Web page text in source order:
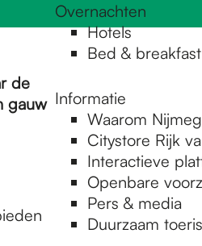
Overnachten
Hotels
Bed & breakfast
Informatie
Waarom
Citystore Rijk
Interactieve
Openbare
Pers & media
Duurzaam
de
gauw